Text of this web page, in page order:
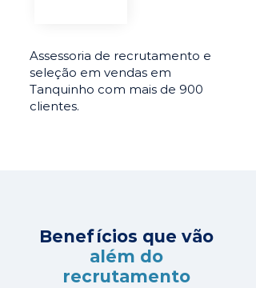
Assessoria de recrutamento e
seleção em vendas em
Tanquinho com mais de 900
clientes.
Benefícios que vão
além do
recrutamento